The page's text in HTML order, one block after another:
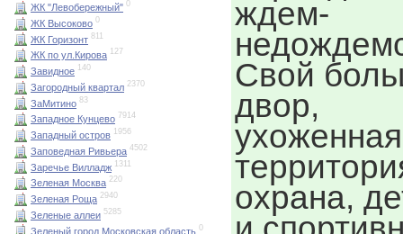
ЖК "Левобережный" 0
ЖК Высоково 0
ЖК Горизонт 811
ЖК по ул.Кирова 127
Завидное 140
Загородный квартал 2370
ЗаМитино 83
Западное Кунцево 7914
Западный остров 1956
Заповедная Ривьера 4502
Заречье Вилладж 1311
Зеленая Москва 220
Зеленая Роща 2940
Зеленые аллеи 5285
Зеленый город Московская область 0
ждем-
Свой
двор,
ухоженная
охрана,